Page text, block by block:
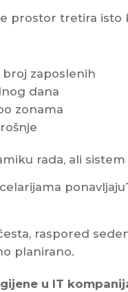
prostor tretira isto
broj zaposlenih
dana
zonama
rada, ali
raspored
planirano.
u IT